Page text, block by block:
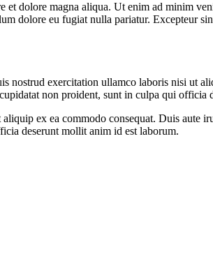
dolore magna aliqua. Ut enim ad minim
dolore eu fugiat nulla pariatur. Excepteur
exercitation ullamco laboris nisi ut
non proident, sunt in culpa qui officia
ex ea commodo consequat. Duis aute
deserunt mollit anim id est laborum.